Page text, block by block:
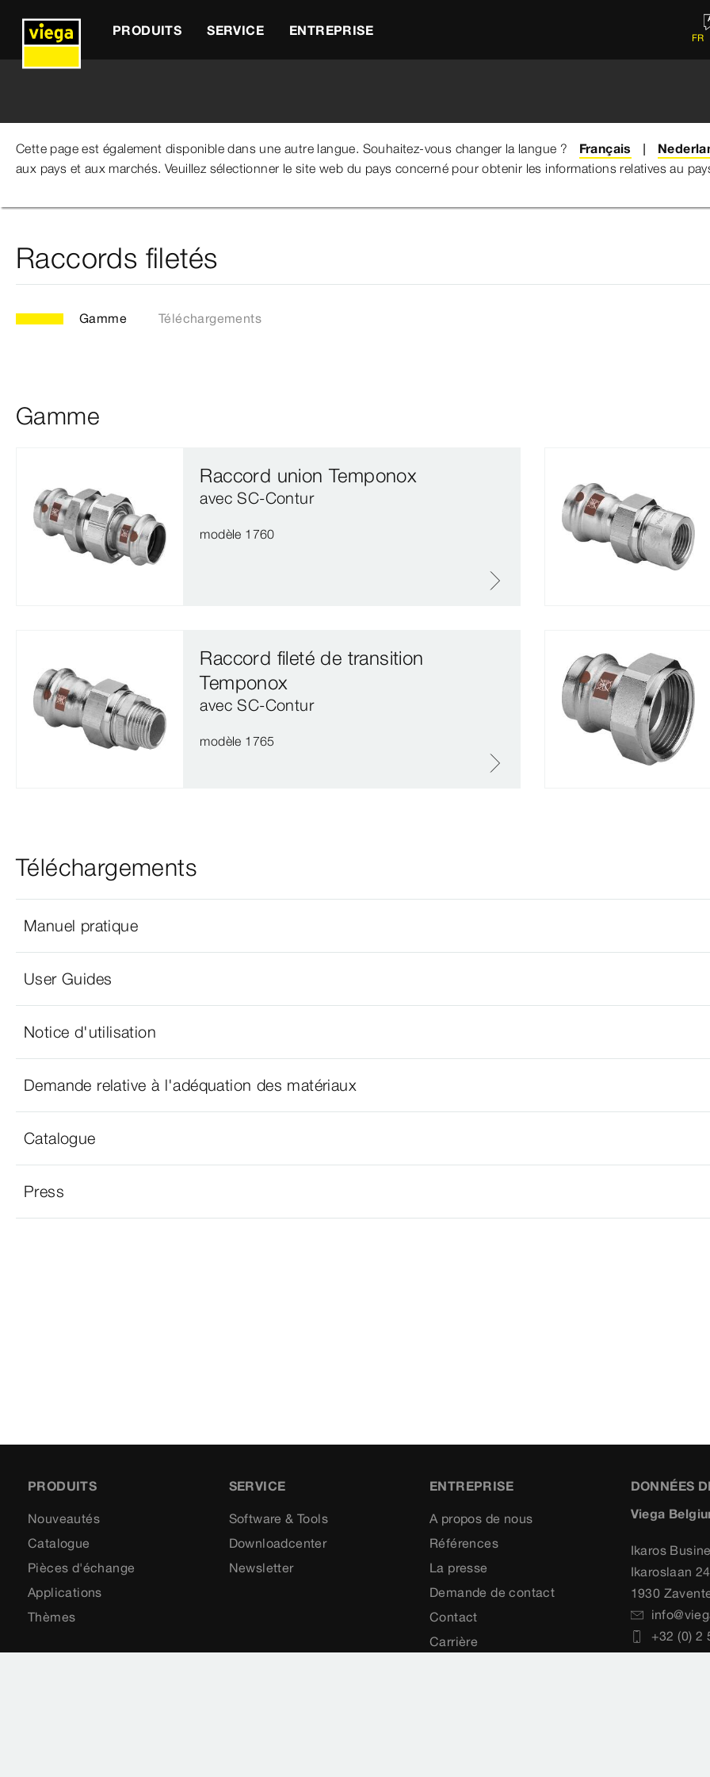
PRODUITS SERVICE ENTREPRISE FR
Cette page est également disponible dans une autre langue. Souhaitez-vous changer la langue ? Français
aux pays et aux marchés. Veuillez sélectionner le site web du pays concerné pour obtenir les informations relatives au
Viega Belgium Produits Catalogue Technique de tuyauterie Temponox Raccords filetés
Raccords filetés
Gamme Téléchargements
Gamme
Raccord union Temponox
avec SC‑Contur
modèle 1760
Raccord fileté de transition
Temponox
avec SC‑Contur
modèle 1765
Téléchargements
Manuel pratique
User Guides
Notice d'utilisation
Demande relative à l'adéquation des matériaux
Catalogue
Press
PRODUITS
Nouveautés
Catalogue
Pièces d'échange
Applications
Thèmes
SERVICE
Software & Tools
Downloadcenter
Newsletter
ENTREPRISE
A propos de nous
Références
La presse
Demande de contact
Contact
Carrière
DONNÉES
Viega
Ikaros
Ikaroslaan 24
1930
+32 (0) 2